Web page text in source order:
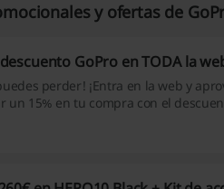
y ofertas de
GoPro en TODA la
perder! ¡Entra en la web y
un 15% en tu compra con el
10 artículos, un uso por cliente.